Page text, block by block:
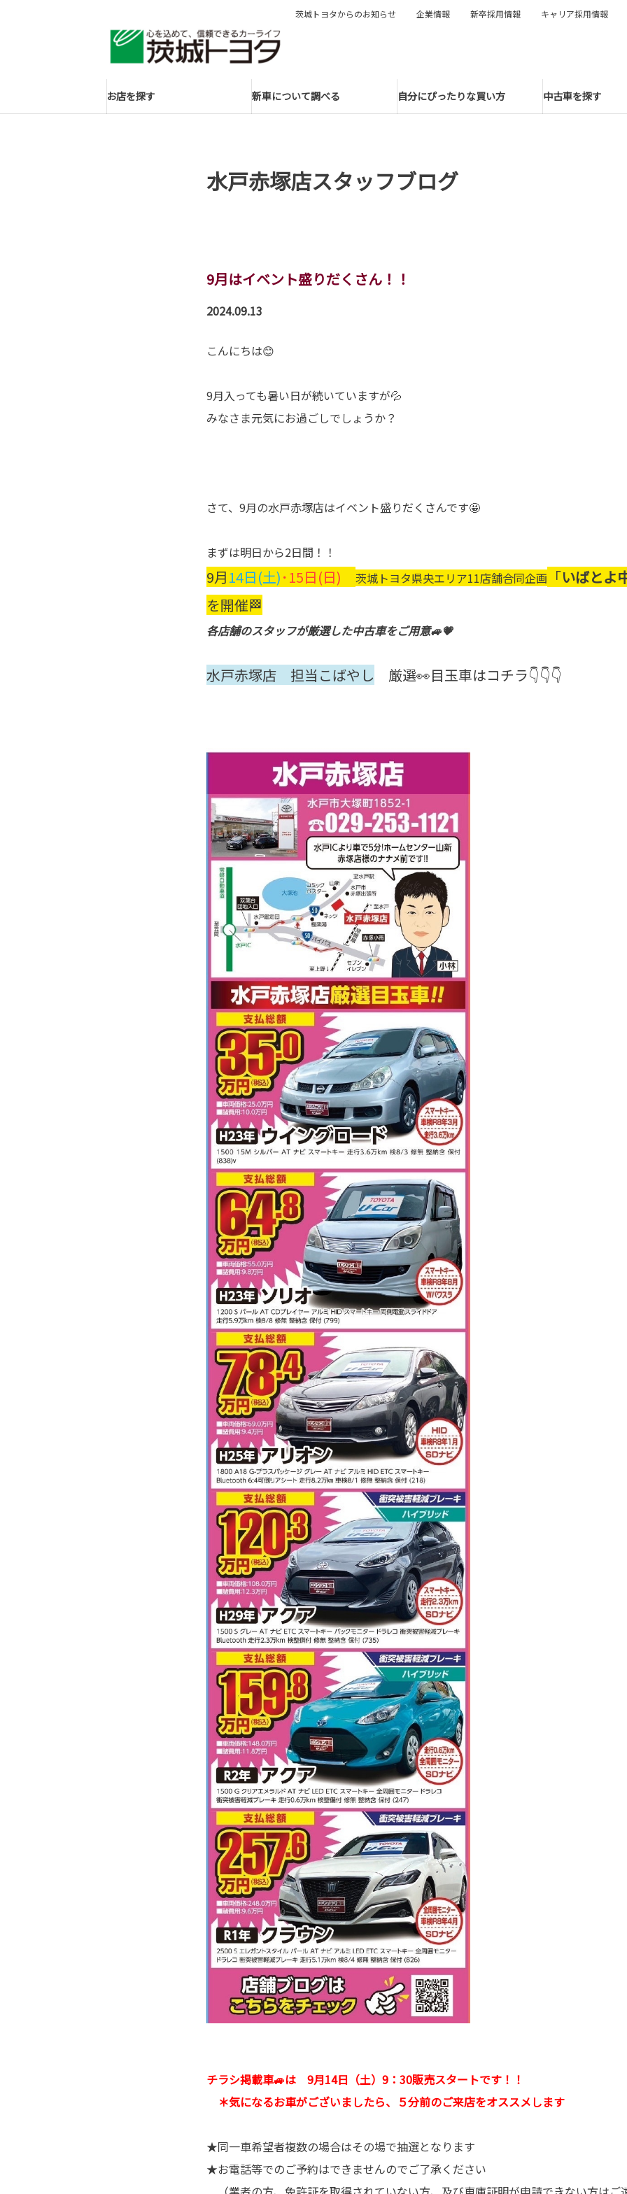
お店を探す 新車について調べる 自分にぴったりな買い方 中古車を探す
茨城トヨタからのお知らせ 企業情報 新卒採用情報 キャリア採用情報
水戸赤塚店スタッフブログ
9月はイベント盛りだくさん！！
2024.09.13
こんにちは😊
9月入っても暑い日が続いていますが💦
みなさま元気にお過ごしでしょうか？
さて、9月の水戸赤塚店はイベント盛りだくさんです🤩
まずは明日から2日間！！
9月14日(土)･15日(日) 茨城トヨタ県央エリア11店舗合同企画 「いばとよ
を開催🏁
各店舗のスタッフが厳選した中古車をご用意🚙💗
水戸赤塚店 担当こばやし 厳選👀目玉車はコチラ👇👇👇
チラシ掲載車🚙は 9月14日（土）9：30販売スタートです！！
＊気になるお車がございましたら、５分前のご来店をオススメします
★同一車希望者複数の場合はその場で抽選となります
★お電話等でのご予約はできませんのでご了承ください